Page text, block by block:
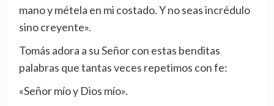
mano y métela en mi costado. Y no seas incrédulo
sino creyente».
Tomás adora a su Señor con estas benditas
palabras que tantas veces repetimos con fe:
«Señor mío y Dios mío».